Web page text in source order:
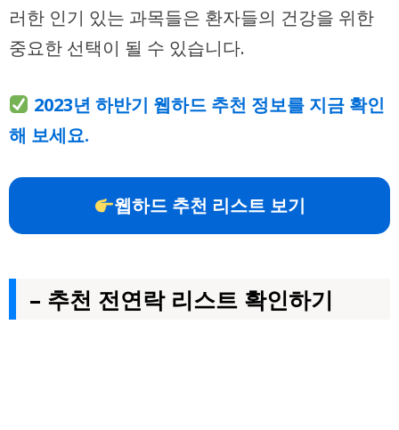
러한 인기 있는 과목들은 환자들의 건강을 위한
중요한 선택이 될 수 있습니다.
2023년 하반기 웹하드 추천 정보를 지금 확인
해 보세요.
웹하드 추천 리스트 보기
– 추천 전연락 리스트 확인하기